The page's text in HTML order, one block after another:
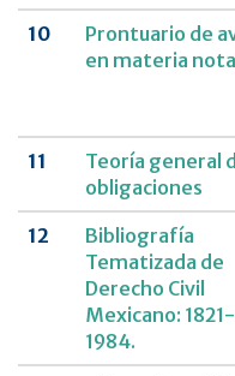
10
Prontuario de
en materia
11
Teoría general
obligaciones
12
Bibliografía
Tematizada de
Derecho Civil
Mexicano: 1821-
1984.